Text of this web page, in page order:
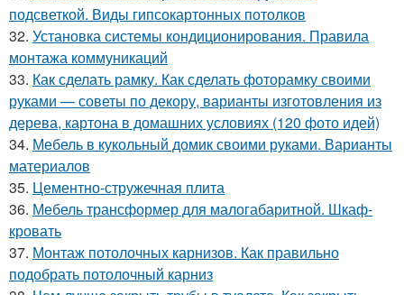
подсветкой. Виды гипсокартонных потолков
32. Установка системы кондиционирования. Правила
монтажа коммуникаций
33. Как сделать рамку. Как сделать фоторамку своими
руками — советы по декору, варианты изготовления из
дерева, картона в домашних условиях (120 фото идей)
34. Мебель в кукольный домик своими руками. Варианты
материалов
35. Цементно-стружечная плита
36. Мебель трансформер для малогабаритной. Шкаф-
кровать
37. Монтаж потолочных карнизов. Как правильно
подобрать потолочный карниз